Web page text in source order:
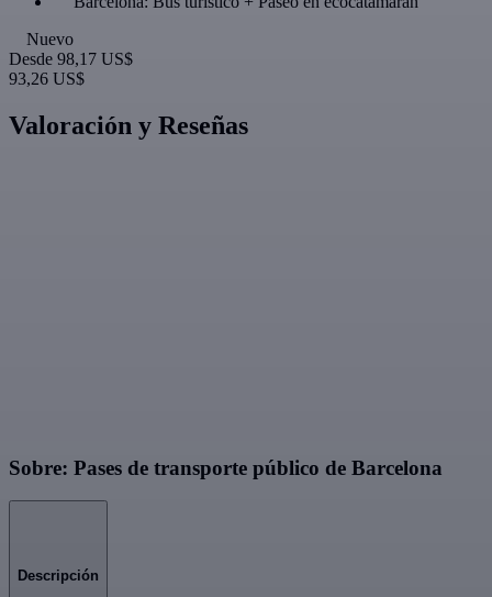
Nuevo
Desde 98,17 US$
93,26 US$
Valoración y Reseñas
Sobre: Pases de transporte público de Barcelona
Descripción